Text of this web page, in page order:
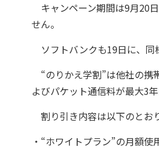
キャンペーン期間は9月20
せん。
ソフトバンクも19日に、同
“のりかえ学割”は他社の携
よびパケット通信料が最大3
割り引き内容は以下のとお
・“ホワイトプラン”の月額